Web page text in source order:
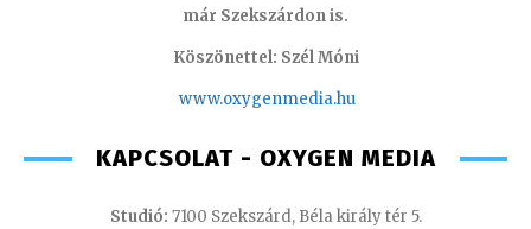
már Szekszárdon is.
Köszönettel: Szél Móni
www.oxygenmedia.hu
KAPCSOLAT - OXYGEN MEDIA
Studió: 7100 Szekszárd, Béla király tér 5.